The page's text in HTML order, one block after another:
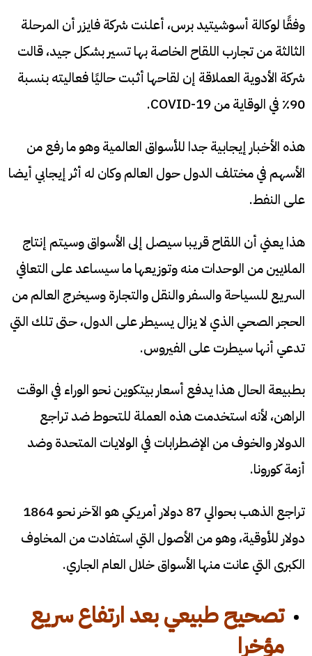
وفقًا لوكالة أسوشيتيد برس، أعلنت شركة فايزر أن المرحلة
الثالثة من تجارب اللقاح الخاصة بها تسير بشكل جيد، قالت
شركة الأدوية العملاقة إن لقاحها أثبت حاليًا فعاليته بنسبة
90٪ في الوقاية من COVID-19.
هذه الأخبار إيجابية جدا للأسواق العالمية وهو ما رفع من
الأسهم في مختلف الدول حول العالم وكان له أثر إيجابي أيضا
على النفط.
هذا يعني أن اللقاح قريبا سيصل إلى الأسواق وسيتم إنتاج
الملايين من الوحدات منه وتوزيعها ما سيساعد على التعافي
السريع للسياحة والسفر والنقل والتجارة وسيخرج العالم من
الحجر الصحي الذي لا يزال يسيطر على الدول، حتى تلك التي
تدعي أنها سيطرت على الفيروس.
بطبيعة الحال هذا يدفع أسعار بيتكوين نحو الوراء في الوقت
الراهن، لأنه استخدمت هذه العملة للتحوط ضد تراجع
الدولار والخوف من الإضطرابات في الولايات المتحدة وضد
أزمة كورونا.
تراجع الذهب بحوالي 87 دولار أمريكي هو الآخر نحو 1864
دولار للأوقية، وهو من الأصول التي استفادت من المخاوف
الكبرى التي عانت منها الأسواق خلال العام الجاري.
تصحيح طبيعي بعد ارتفاع سريع
مؤخرا